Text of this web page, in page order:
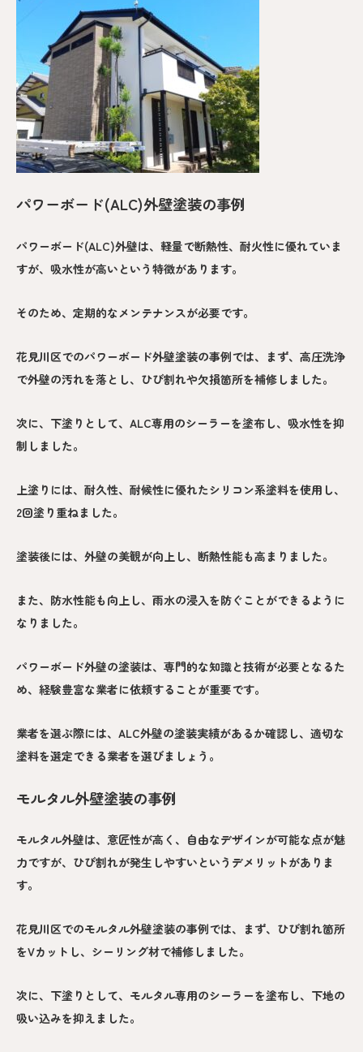
パワーボード(ALC)外壁塗装の事例
パワーボード(ALC)外壁は、軽量で断熱性、耐火性に優れていま
すが、吸水性が高いという特徴があります。
そのため、定期的なメンテナンスが必要です。
花見川区でのパワーボード外壁塗装の事例では、まず、高圧洗浄
で外壁の汚れを落とし、ひび割れや欠損箇所を補修しました。
次に、下塗りとして、ALC専用のシーラーを塗布し、吸水性を抑
制しました。
上塗りには、耐久性、耐候性に優れたシリコン系塗料を使用し、
2回塗り重ねました。
塗装後には、外壁の美観が向上し、断熱性能も高まりました。
また、防水性能も向上し、雨水の浸入を防ぐことができるように
なりました。
パワーボード外壁の塗装は、専門的な知識と技術が必要となるた
め、経験豊富な業者に依頼することが重要です。
業者を選ぶ際には、ALC外壁の塗装実績があるか確認し、適切な
塗料を選定できる業者を選びましょう。
モルタル外壁塗装の事例
モルタル外壁は、意匠性が高く、自由なデザインが可能な点が魅
力ですが、ひび割れが発生しやすいというデメリットがありま
す。
花見川区でのモルタル外壁塗装の事例では、まず、ひび割れ箇所
をVカットし、シーリング材で補修しました。
次に、下塗りとして、モルタル専用のシーラーを塗布し、下地の
吸い込みを抑えました。